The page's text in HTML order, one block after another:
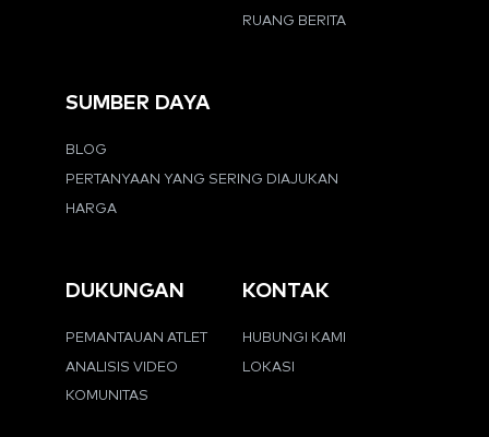
RUANG BERITA
SUMBER DAYA
BLOG
PERTANYAAN YANG SERING DIAJUKAN
HARGA
DUKUNGAN
PEMANTAUAN ATLET
ANALISIS VIDEO
KOMUNITAS
KONTAK
HUBUNGI KAMI
LOKASI